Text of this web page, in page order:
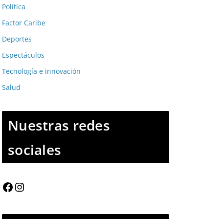
Política
Factor Caribe
Deportes
Espectáculos
Tecnología e innovación
Salud
Nuestras redes
sociales